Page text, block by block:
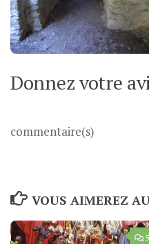
Donnez votre
commentaire(s)
VOUS AIMEREZ
5